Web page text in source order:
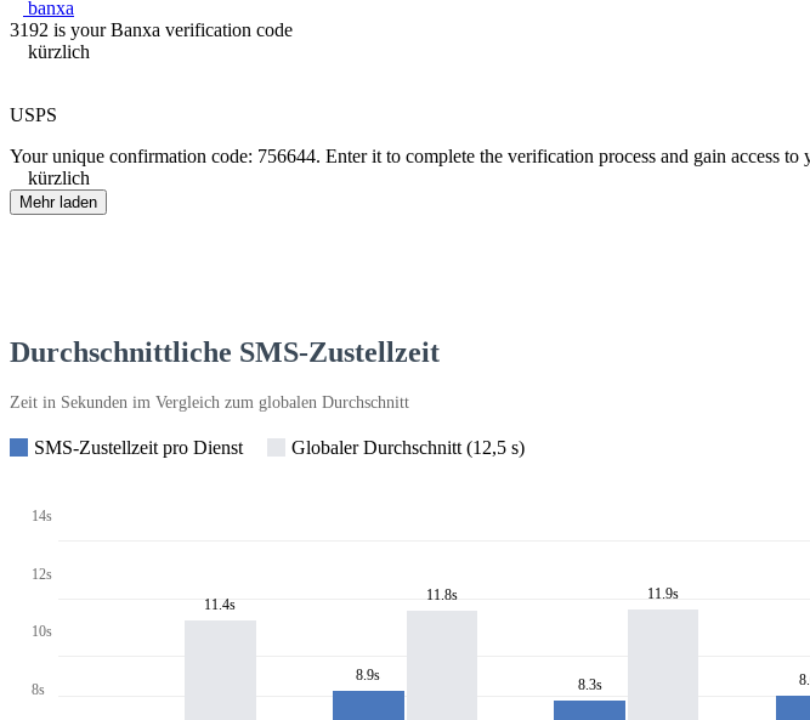
banxa
3192 is your Banxa verification code
kürzlich
USPS
Your unique confirmation code: 756644. Enter it to complete the verification process and gain access to
kürzlich
Mehr laden
Durchschnittliche SMS-Zustellzeit
Zeit in Sekunden im Vergleich zum globalen Durchschnitt
SMS-Zustellzeit pro Dienst Globaler Durchschnitt (12,5 s)
14s
12s
10s
8s
11.4s
8.9s
11.8s
8.3s
11.9s